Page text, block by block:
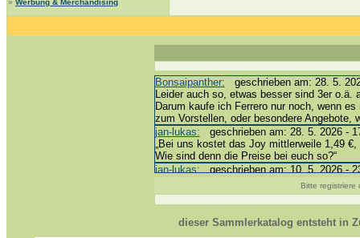
» Werbung & Merchandising
Bonsaipanther: geschrieben am: 28. 5.
Leider auch so, etwas besser sind 3er o.ä.
Darum kaufe ich Ferrero nur noch, wenn
zum Vorstellen, oder besondere Angebote,
jan-lukas: geschrieben am: 28. 5. 2026 -
„Bei uns kostet das Joy mittlerweile 1,49
Wie sind denn die Preise bei euch so?“
jan-lukas:geschrieben am: 10. 5. 2026 -
Bonsaipanther:geschrieben am: 10. 5.
@ Harald
https://www.ue-ei-portal-
Dein Enkel sollte zur Strafe die nächsten
Bitte registriere
dieser Sammlerkatalog entsteht in